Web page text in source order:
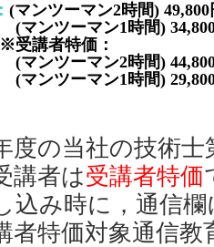
(マンツーマン2時間)
ーマン1時間) 34,800
者特価：
ーマン2時間) 44,800
ーマン1時間) 29,800
度の当社の技術
講者は受講者特価
込み時に，通信
者特価対象通信教